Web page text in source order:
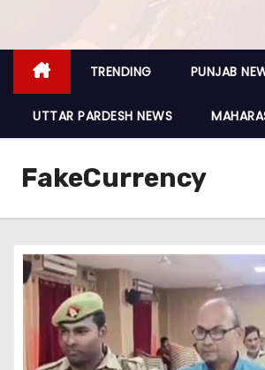
TRENDING PUNJAB
UTTAR PARDESH NEWS
FakeCurrency